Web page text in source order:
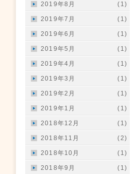
2019年8月 (1)
2019年7月 (1)
2019年6月 (1)
2019年5月 (1)
2019年4月 (1)
2019年3月 (1)
2019年2月 (1)
2019年1月 (1)
2018年12月 (1)
2018年11月 (2)
2018年10月 (1)
2018年9月 (1)